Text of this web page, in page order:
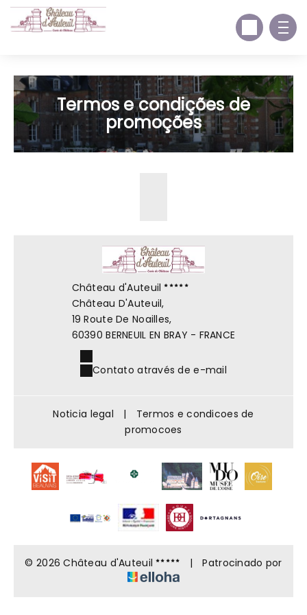
Termos e condições de
promoções
Château d'Auteuil
Château D'Auteuil,
19 Route De Noailles,
60390 BERNEUIL EN BRAY - FRANCE
Contato através de e-mail
Noticia legal |
Termos e condicoes de
promocoes
© 2026 Château d'Auteuil | Patrocinado por